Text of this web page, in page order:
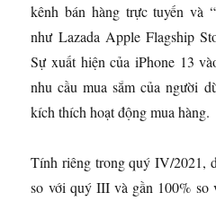
kênh bán hàng trực tuyến và
như Lazada Apple Flagship
Sự xuất hiện của iPhone 13
nhu cầu mua sắm của người
kích thích hoạt động mua hàng.
Tính riêng trong quý IV/2021,
so với quý III và gần 100% so